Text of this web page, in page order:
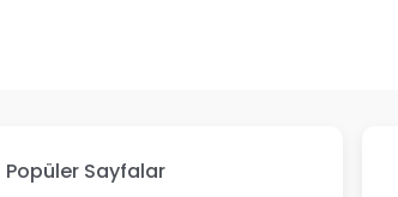
Popüler Sayfalar